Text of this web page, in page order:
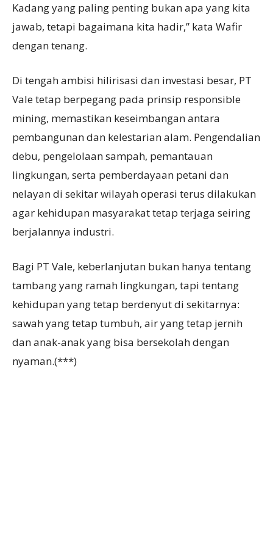
Kadang yang paling penting bukan apa yang kita
jawab, tetapi bagaimana kita hadir,” kata Wafir
dengan tenang.
Di tengah ambisi hilirisasi dan investasi besar, PT
Vale tetap berpegang pada prinsip responsible
mining, memastikan keseimbangan antara
pembangunan dan kelestarian alam. Pengendalian
debu, pengelolaan sampah, pemantauan
lingkungan, serta pemberdayaan petani dan
nelayan di sekitar wilayah operasi terus dilakukan
agar kehidupan masyarakat tetap terjaga seiring
berjalannya industri.
Bagi PT Vale, keberlanjutan bukan hanya tentang
tambang yang ramah lingkungan, tapi tentang
kehidupan yang tetap berdenyut di sekitarnya:
sawah yang tetap tumbuh, air yang tetap jernih
dan anak-anak yang bisa bersekolah dengan
nyaman.(***)